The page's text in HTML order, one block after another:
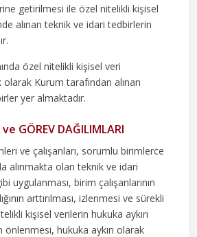
getirilmesi ile özel nitelikli kişisel
alınan teknik ve idari tedbirlerin
özel nitelikli kişisel veri
Kurum tarafından alınan
yer almaktadır.
GÖREV DAĞILIMLARI
ve çalışanları, sorumlu birimlerce
alınmakta olan teknik ve idari
uygulanması, birim çalışanlarının
arttırılması, izlenmesi ve sürekli
kişisel verilerin hukuka aykırı
hukuka aykırı olarak